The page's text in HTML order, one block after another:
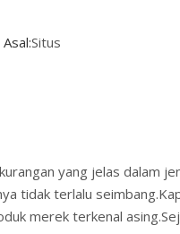
Situs
yang jelas dalam
tidak terlalu
merek terkenal